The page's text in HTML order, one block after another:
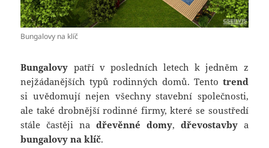
Bungalovy na klíč
Bungalovy patří v posledních letech k jedněm z
nejžádanějších typů rodinných domů. Tento trend
si uvědomují nejen všechny stavební společnosti,
ale také drobnější rodinné firmy, které se soustředí
stále častěji na dřevěnné domy, dřevostavbya
bungalovy na klíč.